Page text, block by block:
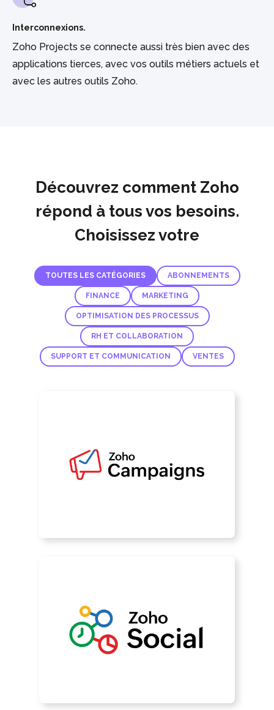
Interconnexions.
Zoho Projects se connecte aussi très bien avec des
applications tierces, avec vos outils métiers actuels et
avec les autres outils Zoho.
Découvrez comment Zoho
répond à tous vos besoins.
Choisissez votre
TOUTES LES CATÉGORIES ABONNEMENTS
FINANCE MARKETING
OPTIMISATION DES PROCESSUS
RH ET COLLABORATION
SUPPORT ET COMMUNICATION VENTES